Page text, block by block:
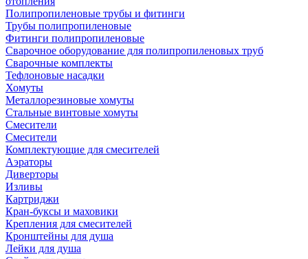
Полипропиленовые трубы и фитинги
Трубы полипропиленовые
Фитинги полипропиленовые
Сварочное оборудование для полипропиленовых труб
Сварочные комплекты
Тефлоновые насадки
Хомуты
Металлорезиновые хомуты
Стальные винтовые хомуты
Смесители
Смесители
Комплектующие для смесителей
Аэраторы
Диверторы
Изливы
Картриджи
Кран-буксы и маховики
Крепления для смесителей
Кронштейны для душа
Лейки для душа